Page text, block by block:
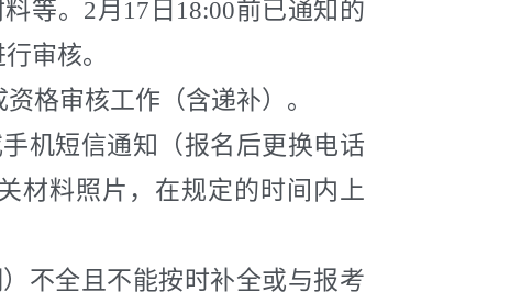
等。2月17日18:00前已通知的
审核。
格审核工作（含递补）。
机短信通知（报名后更换电话
材料照片，在规定的时间内上
不全且不能按时补全或与报考